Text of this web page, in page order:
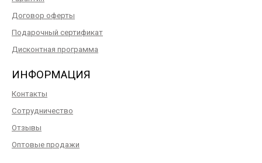
Договор оферты
Подарочный сертификат
Дисконтная программа
ИНФОРМАЦИЯ
Контакты
Сотрудничество
Отзывы
Оптовые продажи